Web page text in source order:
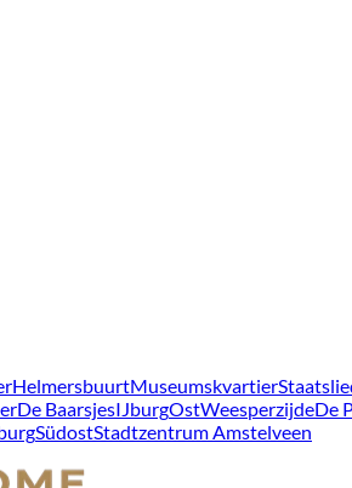
HelmersbuurtMuseumskvartier
De BaarsjesIJburgOstWeesperzijdeDe
SüdostStadtzentrum Amstelveen